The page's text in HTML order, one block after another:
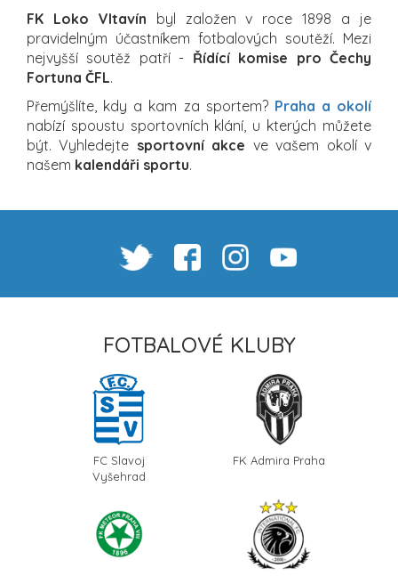
FK Loko Vltavín byl založen v roce 1898 a je
pravidelným účastníkem fotbalových soutěží. Mezi
nejvyšší soutěž patří - Řídící komise pro Čechy
Fortuna ČFL.
Přemýšlíte, kdy a kam za sportem? Praha a okolí
nabízí spoustu sportovních klání, u kterých můžete
být. Vyhledejte sportovní akce ve vašem okolí v
našem kalendáři sportu.
FOTBALOVÉ KLUBY
FC Slavoj
Vyšehrad
FK Admira Praha